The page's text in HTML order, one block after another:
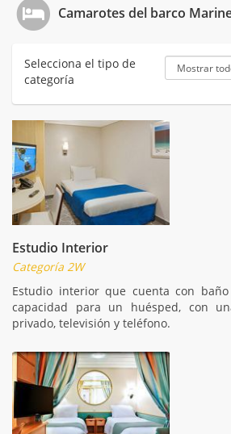
Camarotes del barco
Selecciona el tipo de
categoría
Estudio Interior
Categoría 2W
Estudio interior que cuenta con
capacidad para un huésped, con
privado, televisión y teléfono.